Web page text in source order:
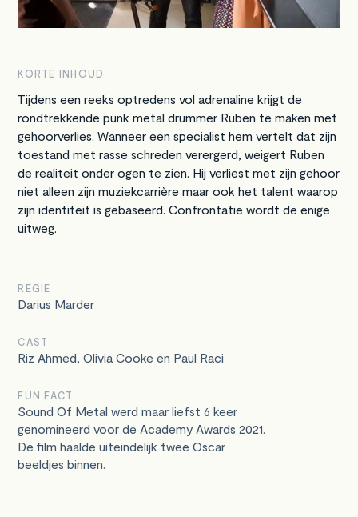
KORTE INHOUD
Tijdens een reeks optredens vol adrenaline krijgt de
rondtrekkende punk metal drummer Ruben te maken met
gehoorverlies. Wanneer een specialist hem vertelt dat zijn
toestand met rasse schreden verergerd, weigert Ruben
de realiteit onder ogen te zien. Hij verliest met zijn gehoor
niet alleen zijn muziekcarrière maar ook het talent waarop
zijn identiteit is gebaseerd. Confrontatie wordt de enige
uitweg.
REGIE
Darius Marder
CAST
Riz Ahmed, Olivia Cooke en Paul Raci
FUN FACT
Sound Of Metal werd maar liefst 6 keer
genomineerd voor de Academy Awards 2021.
De film haalde uiteindelijk twee Oscar
beeldjes binnen.